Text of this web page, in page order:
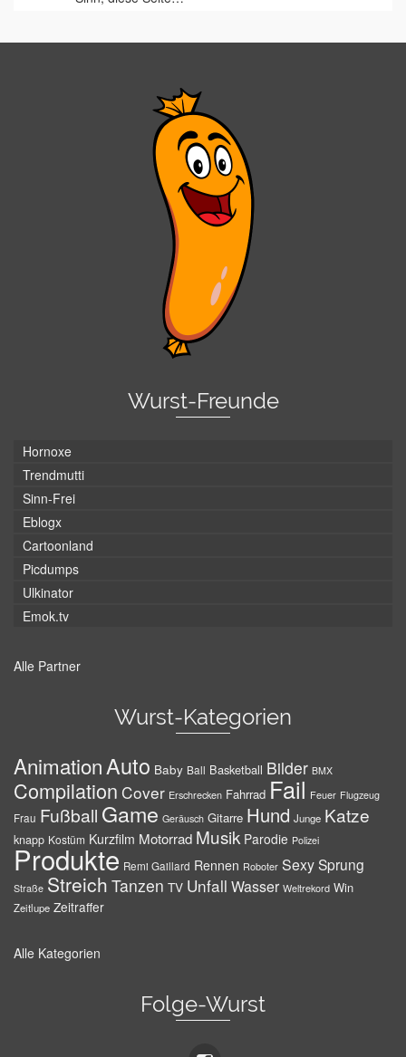
Wurst-Freunde
Hornoxe
Trendmutti
Sinn-Frei
Eblogx
Cartoonland
Picdumps
Ulkinator
Emok.tv
Alle Partner
Wurst-Kategorien
AnimationAuto Baby Ball Basketball Bilder BMX
Compilation Cover Erschrecken Fahrrad Fail Feuer Flugzeug
Frau Fußball Game Geräusch Gitarre Hund Junge Katze
knapp Kostüm Kurzfilm Motorrad Musik Parodie Polizei
Produkte Remi Gaillard Rennen Roboter SexySprung
Straße Streich Tanzen TV Unfall Wasser Weltrekord Win
Zeitlupe Zeitraffer
Alle Kategorien
Folge-Wurst